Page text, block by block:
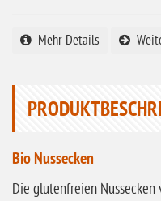
ohne Lupinen
ohne Buchweizen
ohne Knoblauch
ohne Sellerie
Mehr Details
Bio Nussecken
Die glutenfreien